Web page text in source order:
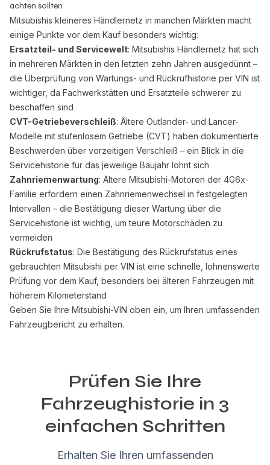
achten sollten
Mitsubishis kleineres Händlernetz in manchen Märkten macht
einige Punkte vor dem Kauf besonders wichtig:
Ersatzteil- und Servicewelt: Mitsubishis Händlernetz hat sich
in mehreren Märkten in den letzten zehn Jahren ausgedünnt –
die Überprüfung von Wartungs- und Rückrufhistorie per VIN ist
wichtiger, da Fachwerkstätten und Ersatzteile schwerer zu
beschaffen sind
CVT-Getriebeverschleiß: Ältere Outlander- und Lancer-
Modelle mit stufenlosem Getriebe (CVT) haben dokumentierte
Beschwerden über vorzeitigen Verschleiß – ein Blick in die
Servicehistorie für das jeweilige Baujahr lohnt sich
Zahnriemenwartung: Ältere Mitsubishi-Motoren der 4G6x-
Familie erfordern einen Zahnriemenwechsel in festgelegten
Intervallen – die Bestätigung dieser Wartung über die
Servicehistorie ist wichtig, um teure Motorschäden zu
vermeiden
Rückrufstatus: Die Bestätigung des Rückrufstatus eines
gebrauchten Mitsubishi per VIN ist eine schnelle, lohnenswerte
Prüfung vor dem Kauf, besonders bei älteren Fahrzeugen mit
höherem Kilometerstand
Geben Sie Ihre Mitsubishi-VIN oben ein, um Ihren umfassenden
Fahrzeugbericht zu erhalten.
Prüfen Sie Ihre
Fahrzeughistorie in 3
einfachen Schritten
Erhalten Sie Ihren umfassenden